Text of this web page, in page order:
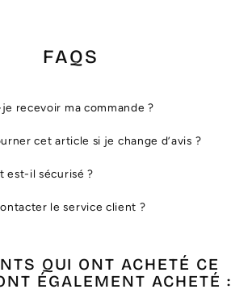
FAQS
recevoir ma commande ?
cet article si je change d’avis ?
est-il sécurisé ?
le service client ?
QUI ONT ACHETÉ CE
ÉGALEMENT ACHETÉ :